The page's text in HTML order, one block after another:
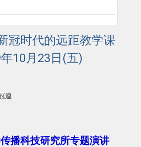
冠时代的远距教学课
10月23日(五)
逵
播科技研究所专题演讲